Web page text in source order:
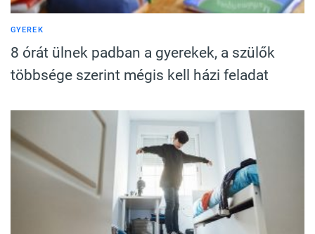
GYEREK
8 órát ülnek padban a gyerekek, a szülők
többsége szerint mégis kell házi feladat